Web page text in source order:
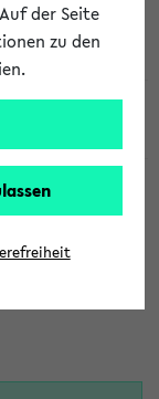
ist unbedingt
der Seite
zu den